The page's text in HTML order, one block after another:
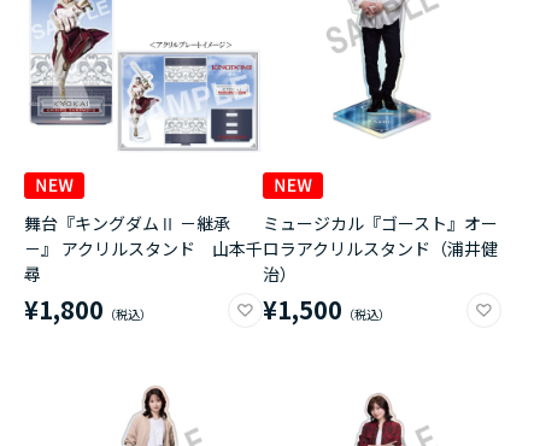
舞台『キングダムⅡ －継承
－』 アクリルスタンド 山本千
尋
¥1,800
ミュージカル『ゴースト』オー
ロラアクリルスタンド（浦井健
治）
¥1,500